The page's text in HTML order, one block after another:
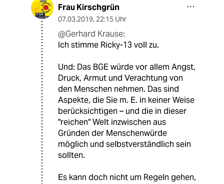
Frau Kirschgrün
07.03.2019, 22:15 Uhr
@Gerhard Krause:
Ich stimme Ricky-13 voll zu.
Und: Das BGE würde vor allem Angst,
Druck, Armut und Verachtung von
den Menschen nehmen. Das sind
Aspekte, die Sie m. E. in keiner Weise
berücksichtigen – und die in dieser
"reichen" Welt inzwischen aus
Gründen der Menschenwürde
möglich und selbstverständlich sein
sollten.
Es kann doch nicht um Regeln gehen,